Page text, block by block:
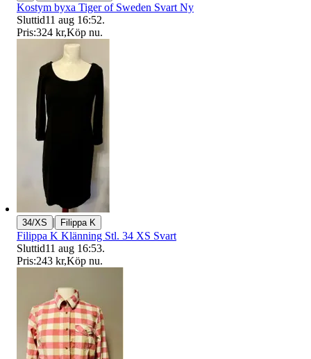
Kostym byxa Tiger of Sweden Svart Ny
Sluttid11 aug 16:52.
Pris:324 kr,Köp nu.
34/XS | Filippa K
Filippa K Klänning Stl. 34 XS Svart
Sluttid11 aug 16:53.
Pris:243 kr,Köp nu.